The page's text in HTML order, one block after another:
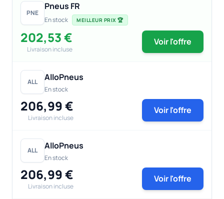
PNE
Pneus FR
En stock MEILLEUR PRIX 🏆
202,53 €
Livraison incluse
Voir l'offre
ALL AlloPneus
En stock
206,99 €
Livraison incluse
Voir l'offre
ALL AlloPneus
En stock
206,99 €
Livraison incluse
Voir l'offre